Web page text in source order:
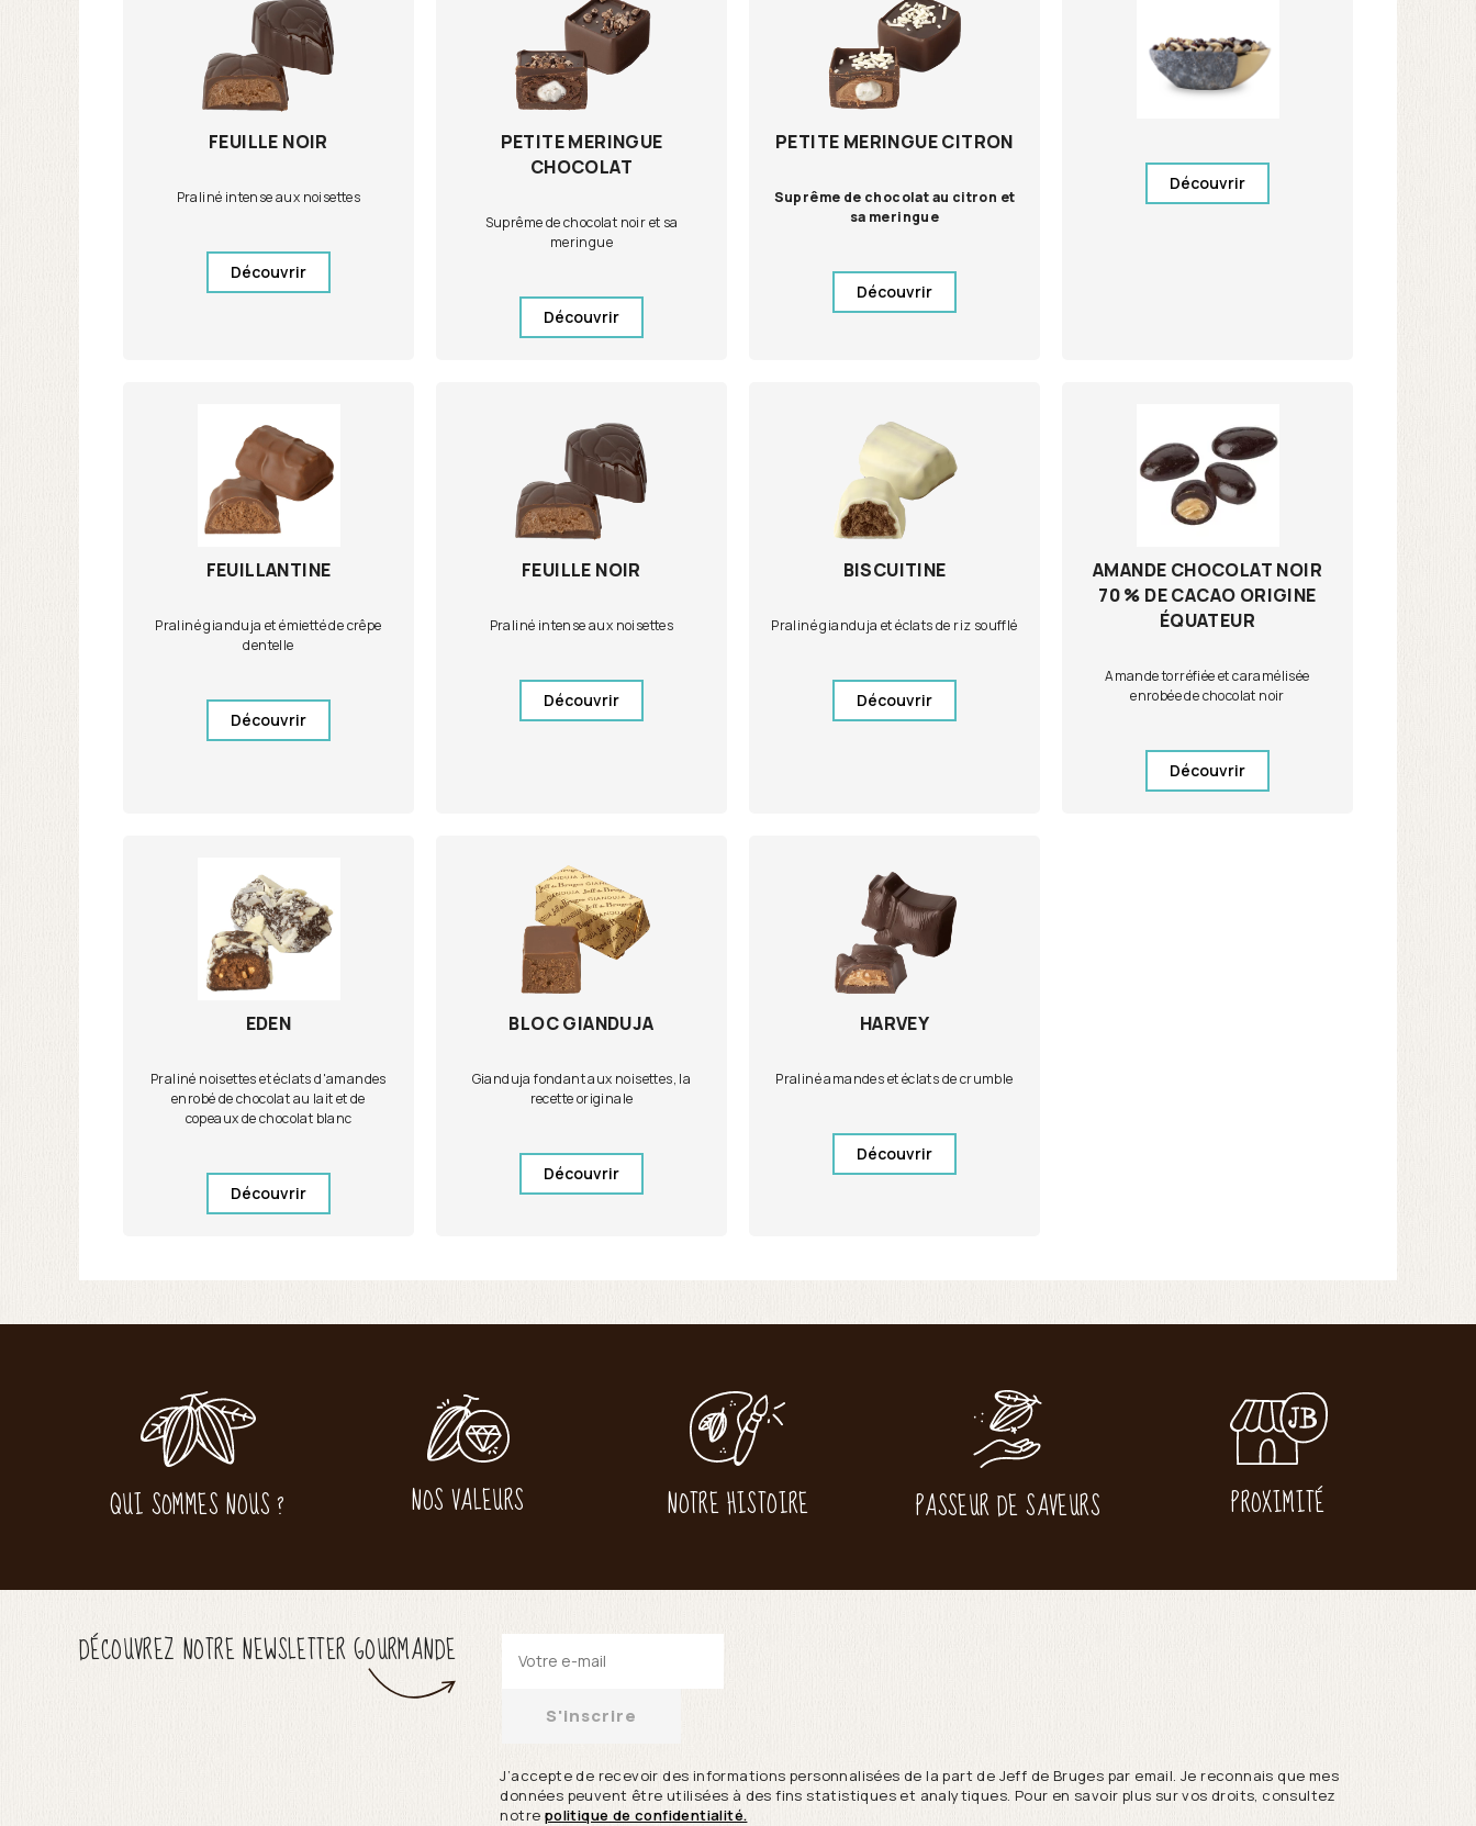
FEUILLE NOIR
Praliné intense aux noisettes
Découvrir
PETITE MERINGUE
CHOCOLAT
Suprême de chocolat noir et sa
meringue
Découvrir
PETITE MERINGUE CITRON
Suprême de chocolat au citron et
sa meringue
Découvrir
Découvrir
FEUILLANTINE
Praliné gianduja et émietté de crêpe
dentelle
Découvrir
FEUILLE NOIR
Praliné intense aux noisettes
Découvrir
BISCUITINE
Praliné gianduja et éclats de riz soufflé
Découvrir
AMANDE CHOCOLAT NOIR
70 % DE CACAO ORIGINE
ÉQUATEUR
Amande torréfiée et caramélisée
enrobée de chocolat noir
Découvrir
EDEN
Praliné noisettes et éclats d'amandes
enrobé de chocolat au lait et de
copeaux de chocolat blanc
Découvrir
BLOC GIANDUJA
Gianduja fondant aux noisettes, la
recette originale
Découvrir
HARVEY
Praliné amandes et éclats de crumble
Découvrir
QUI SOMMES NOUS ? NOS VALEURS NOTRE HISTOIRE PASSEUR DE SAVEURS PROXIMITÉ
DÉCOUVREZ NOTRE NEWSLETTER GOURMANDE
S'inscrire
J’accepte de recevoir des informations personnalisées de la part de Jeff de Bruges par email. Je reconnais que mes
données peuvent être utilisées à des fins statistiques et analytiques. Pour en savoir plus sur vos droits, consultez
notre politique de confidentialité.